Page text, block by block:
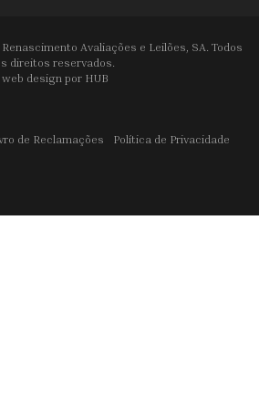
Avaliações e Leilões, SA. Todos
direitos reservados.
web design por HUB
de Reclamações Política de Privacidade